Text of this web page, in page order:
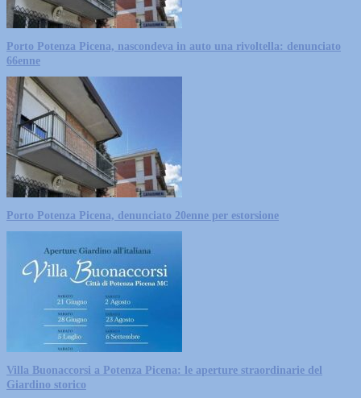
Porto Potenza Picena, nascondeva in auto una rivoltella: denunciato
66enne
Porto Potenza Picena, denunciato 20enne per estorsione
Villa Buonaccorsi a Potenza Picena: le aperture straordinarie del
Giardino storico